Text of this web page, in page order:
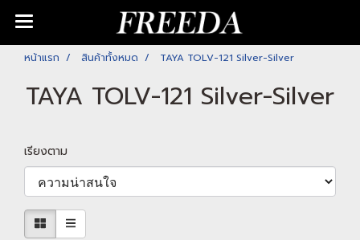
หน้าแรก สินค้าทั้งหมด TAYA TOLV-121 Silver-Silver
TAYA TOLV-121 Silver-Silver
เรียงตาม